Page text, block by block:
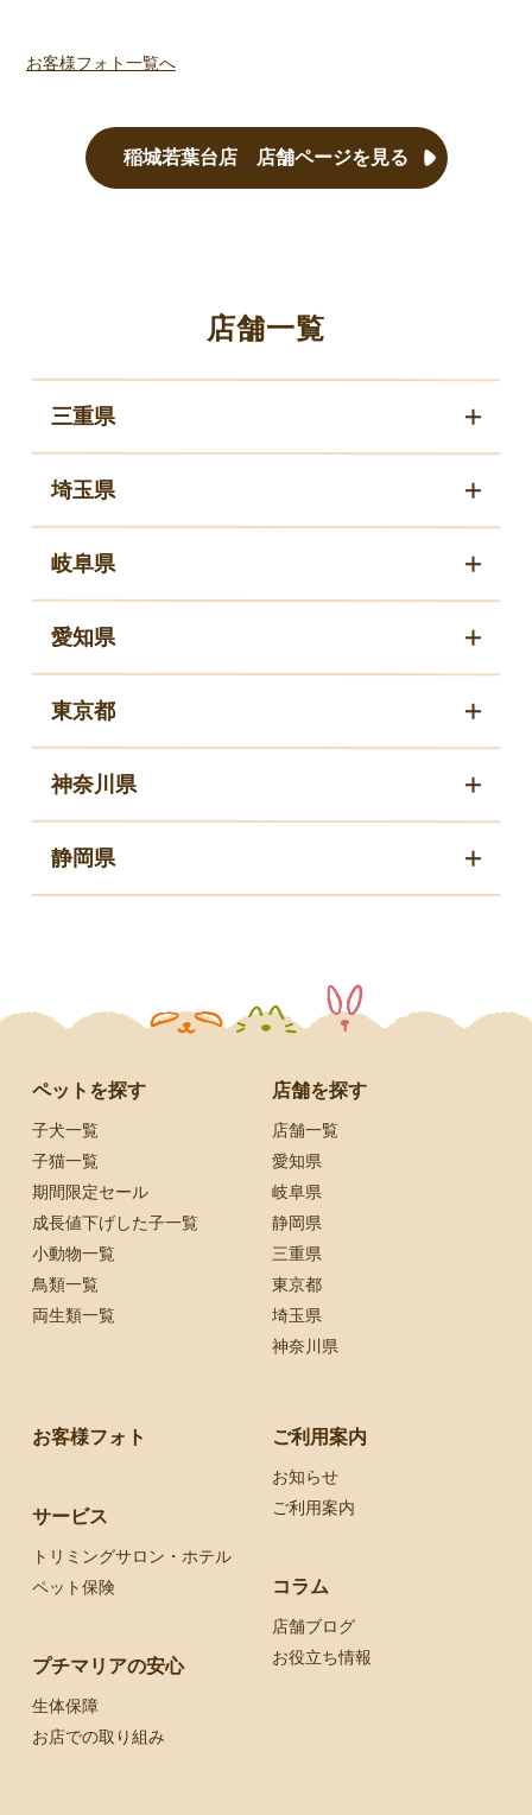
お客様フォト一覧へ
稲城若葉台店 店舗ページを見る
店舗一覧
三重県
埼玉県
岐阜県
愛知県
東京都
神奈川県
静岡県
ペットを探す
子犬一覧
子猫一覧
期間限定セール
成長値下げした子一覧
小動物一覧
鳥類一覧
両生類一覧
店舗を探す
店舗一覧
愛知県
岐阜県
静岡県
三重県
東京都
埼玉県
神奈川県
お客様フォト
サービス
トリミングサロン・ホテル
ペット保険
プチマリアの安心
生体保障
お店での取り組み
ご利用案内
お知らせ
ご利用案内
コラム
店舗ブログ
お役立ち情報